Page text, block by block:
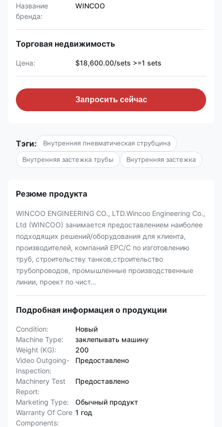
Название
бренда:
WINCOO
Торговая недвижимость
Цена: $18,600.00/sets >=1 sets
Запросить сейчас
Тэги: Внутренняя пневматическая струбцина
Внутренняя застежка трубы Внутренняя застежка
Резюме продукта
WINCOO ENGINEERING CO., LTD.Wincoo Engineering Co.,
Ltd (WINCOO) занимается предоставлением наиболее
подходящих решений/оборудования для клиента,
производителей, компаний EPC/C по изготовлению
труб, строительству танков,строительство
трубопроводов, промышленные производственные
линии, проект по чист...
Подробная информация о продукции
Condition:
Новый
Machine Type:
заклепывать машину
Weight (KG):
200
Video Outgoing-
Inspection:
Предоставлено
Machinery Test
Report:
Предоставлено
Marketing Type:
Обычный продукт
Warranty Of Core
Components:
1 год